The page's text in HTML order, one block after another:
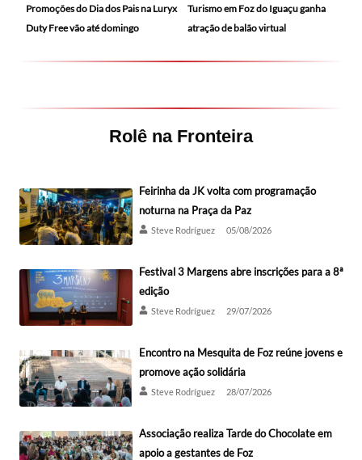
Promoções do Dia dos Pais na Luryx
Duty Free vão até domingo
Turismo em Foz do Iguaçu ganha
atração de balão virtual
Rolê na Fronteira
Feirinha da JK volta com programação
noturna na Praça da Paz
Steve Rodríguez 05/08/2026
Festival 3 Margens abre inscrições para a 8ª
edição
Steve Rodríguez 29/07/2026
Encontro na Mesquita de Foz reúne jovens e
promove ação solidária
Steve Rodríguez 28/07/2026
Associação realiza Tarde do Chocolate em
apoio a gestantes de Foz